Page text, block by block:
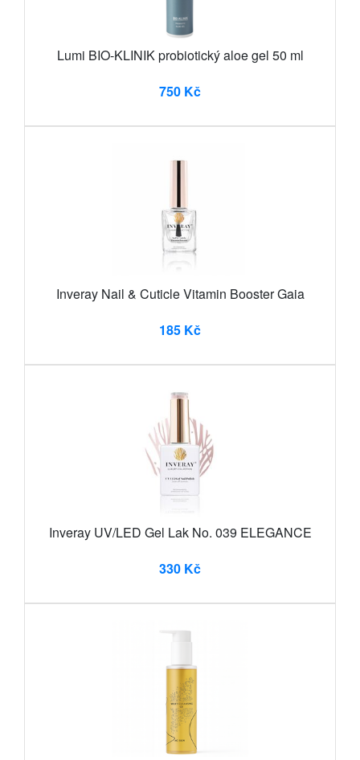
Lumi BIO-KLINIK probiotický aloe gel 50 ml
750 Kč
Inveray Nail & Cuticle Vitamin Booster Gaia
185 Kč
Inveray UV/LED Gel Lak No. 039 ELEGANCE
330 Kč